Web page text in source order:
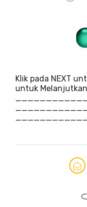
Klik pada NEXT
untuk